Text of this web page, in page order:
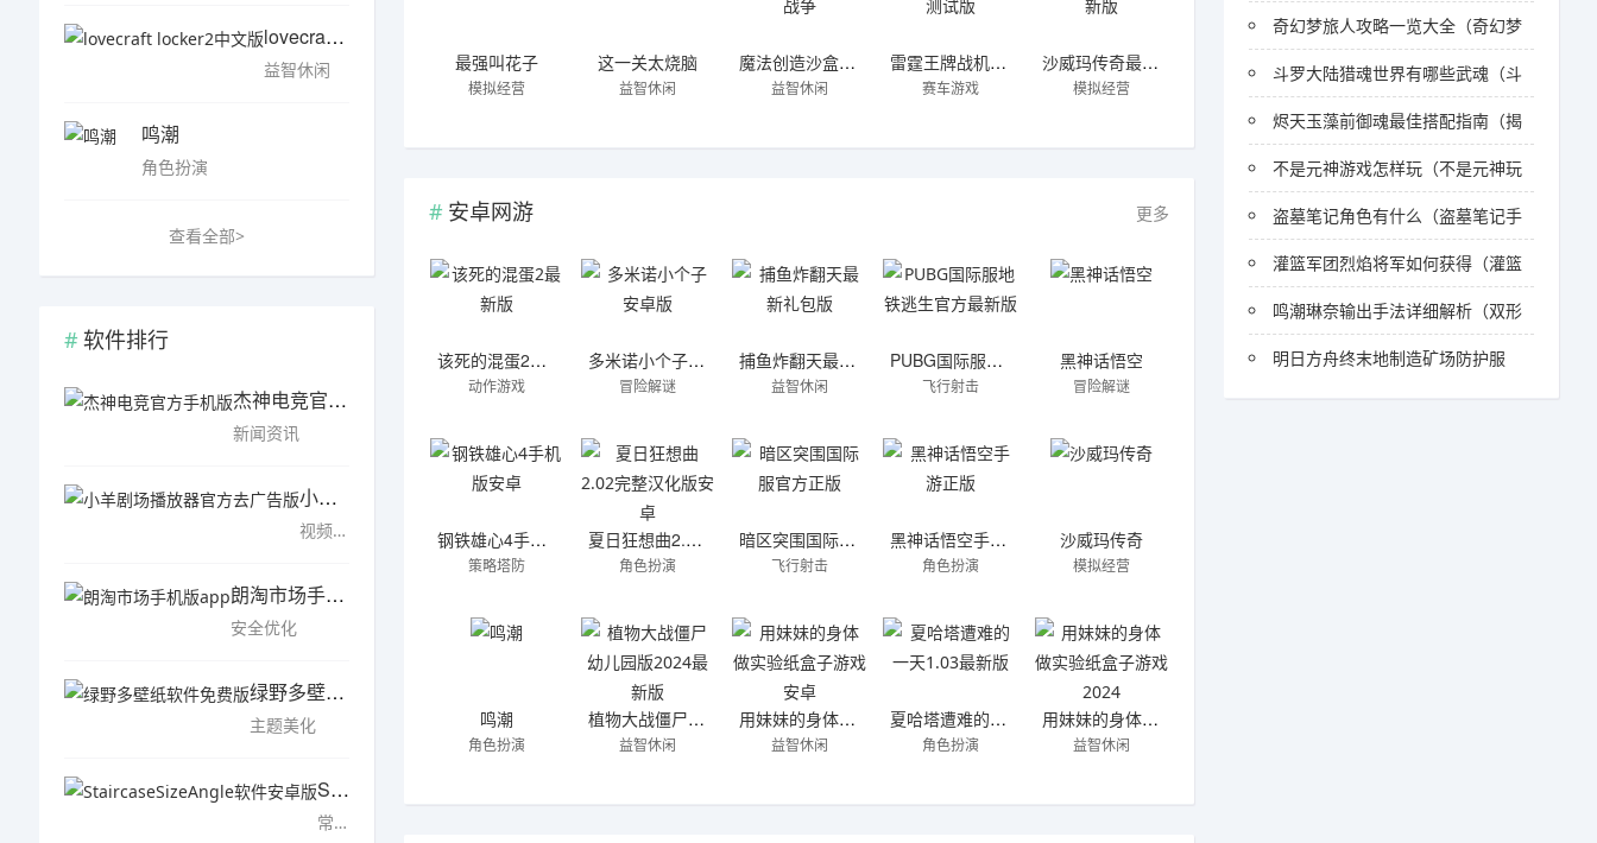
奇幻梦旅人攻略一览大全（奇幻梦
斗罗大陆猎魂世界有哪些武魂（斗
烬天玉藻前御魂最佳搭配指南（揭
不是元神游戏怎样玩（不是元神玩
盗墓笔记角色有什么（盗墓笔记手
灌篮军团烈焰将军如何获得（灌篮
鸣潮琳奈输出手法详细解析（双形
明日方舟终末地制造矿场防护服
最强叫花子
模拟经营
这一关太烧脑
益智休闲
魔法创造沙盒战争
益智休闲
雷霆王牌战机测试版
赛车游戏
沙威玛传奇最新版
模拟经营
安卓网游 更多
该死的混蛋2最新版
动作游戏
多米诺小个子安卓版
冒险解谜
捕鱼炸翻天最新礼包版
益智休闲
PUBG国际服地铁逃生官方最新版
飞行射击
黑神话悟空
冒险解谜
钢铁雄心4手机版安卓
策略塔防
夏日狂想曲2.02完整汉化版安卓
角色扮演
暗区突围国际服官方正版
飞行射击
黑神话悟空手游正版
角色扮演
沙威玛传奇
模拟经营
鸣潮
角色扮演
植物大战僵尸幼儿园版2024最新版
益智休闲
用妹妹的身体做实验纸盒子游戏安卓
益智休闲
夏哈塔遭难的一天1.03最新版
角色扮演
用妹妹的身体做实验纸盒子游戏2024
益智休闲
lovecraft locker2中文版
益智休闲
鸣潮
角色扮演
查看全部>
软件排行
杰神电竞官方手机版
新闻资讯
小羊剧场播放器官方去广告版
视频播放
朗淘市场手机版app
安全优化
绿野多壁纸软件免费版
主题美化
StaircaseSizeAngle软件安卓版
常用工具